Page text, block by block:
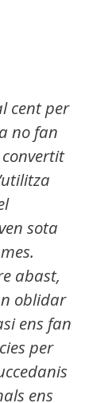
cent per
no fan
sota
abast,
oblidar
ens fan
per
ens